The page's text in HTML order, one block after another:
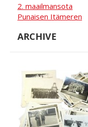
2. maailmansota
Punaisen Itämeren
20.2.1943.
ARCHIVE